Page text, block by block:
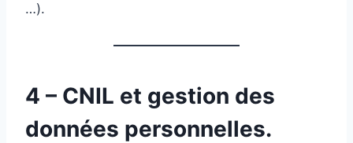
…).
4 – CNIL et gestion des
données personnelles.